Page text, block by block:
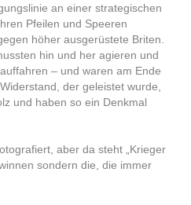
an einer strategischen
Pfeilen und Speeren
höher ausgerüstete Briten.
hin und her agieren und
– und waren am Ende
der geleistet wurde,
und haben so ein Denkmal
aber da steht „Krieger
sondern die, die immer